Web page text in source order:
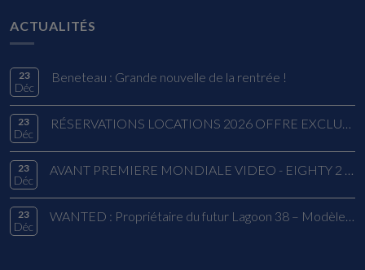
ACTUALITÉS
23
Déc
Beneteau : Grande nouvelle de la rentrée !
23
Déc
RÉSERVATIONS LOCATIONS 2026 OFFRE EXCLUSIVE
23
Déc
AVANT PREMIERE MONDIALE VIDEO - EIGHTY 2 LAGOON
23
Déc
WANTED : Propriétaire du futur Lagoon 38 – Modèle 2026